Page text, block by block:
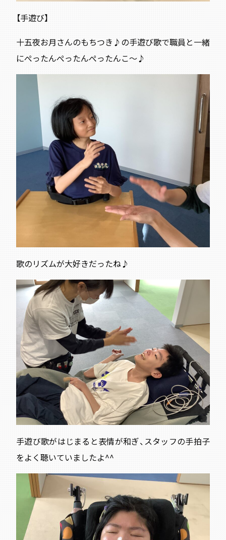
【手遊び】
十五夜お月さんのもちつき♪の手遊び歌で職員と一緒
にぺったんぺったんぺったんこ～♪
歌のリズムが大好きだったね♪
手遊び歌がはじまると表情が和ぎ、スタッフの手拍子
をよく聴いていましたよ^^